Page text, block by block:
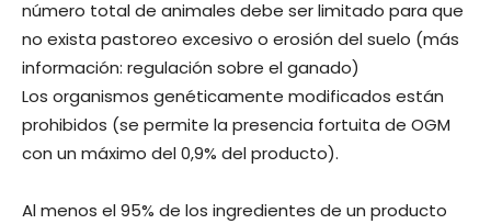
número total de animales debe ser limitado para que
no exista pastoreo excesivo o erosión del suelo (más
información: regulación sobre el ganado)
Los organismos genéticamente modificados están
prohibidos (se permite la presencia fortuita de OGM
con un máximo del 0,9% del producto).
Al menos el 95% de los ingredientes de un producto